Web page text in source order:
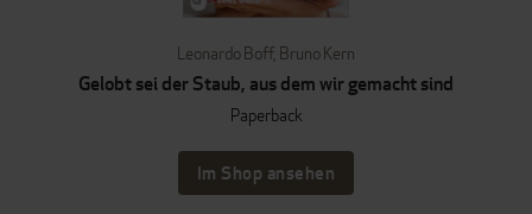
Leonardo Boff, Bruno Kern
Gelobt sei der Staub, aus dem wir gemacht sind
Paperback
Im Shop ansehen